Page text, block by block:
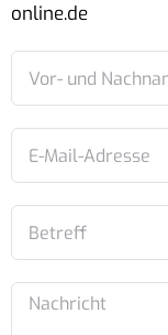
online.de